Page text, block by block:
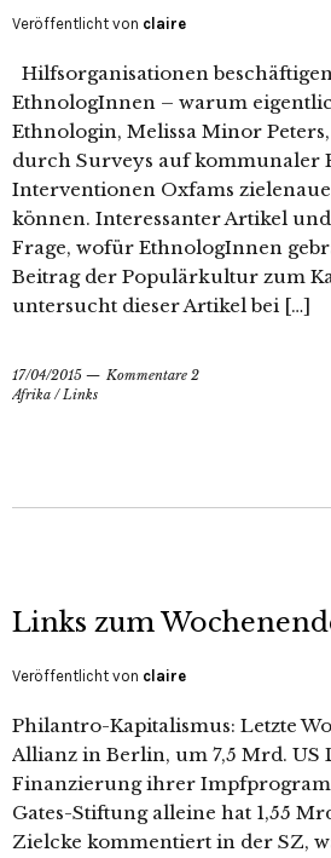
Veröffentlicht von claire
Hilfsorganisationen
EthnologInnen – warum
Ethnologin, Melissa Minor
durch Surveys auf kommunaler
Interventionen Oxfams
können. Interessanter Artikel
Frage, wofür EthnologInnen
Beitrag der Populärkultur zum
untersucht dieser Artikel bei […]
17/04/2015
Kommentare 2
Afrika /Links
Links zum
Veröffentlicht von claire
Philantro-Kapitalismus: Letzte
Allianz in Berlin, um 7,5 Mrd. US
Finanzierung ihrer
Gates-Stiftung alleine hat 1,55
Zielcke kommentiert in der SZ,